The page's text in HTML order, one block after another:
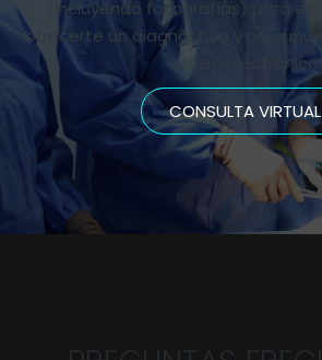
(incluyendo fotografías) para
ofrecerte un diagnóstico y
correo electrónico.
CONSULTA VIRTUAL